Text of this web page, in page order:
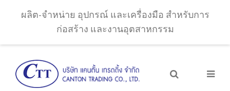
ผลิต-จำหน่าย อุปกรณ์ และเครื่องมือ สำหรับการ
ก่อสร้าง และงานอุตสาหกรรม